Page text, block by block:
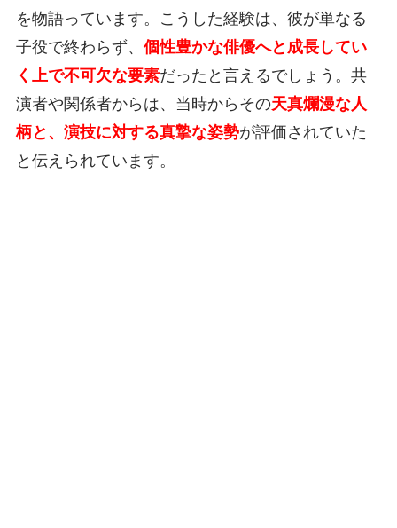
を物語っています。こうした経験は、彼が単なる
子役で終わらず、 個性豊かな俳優へと成長してい
く上で不可欠な要素だったと言えるでしょう。共
演者や関係者からは、当時からその天真爛漫な人
柄と、演技に対する真摯な姿勢が評価されていた
と伝えられています。